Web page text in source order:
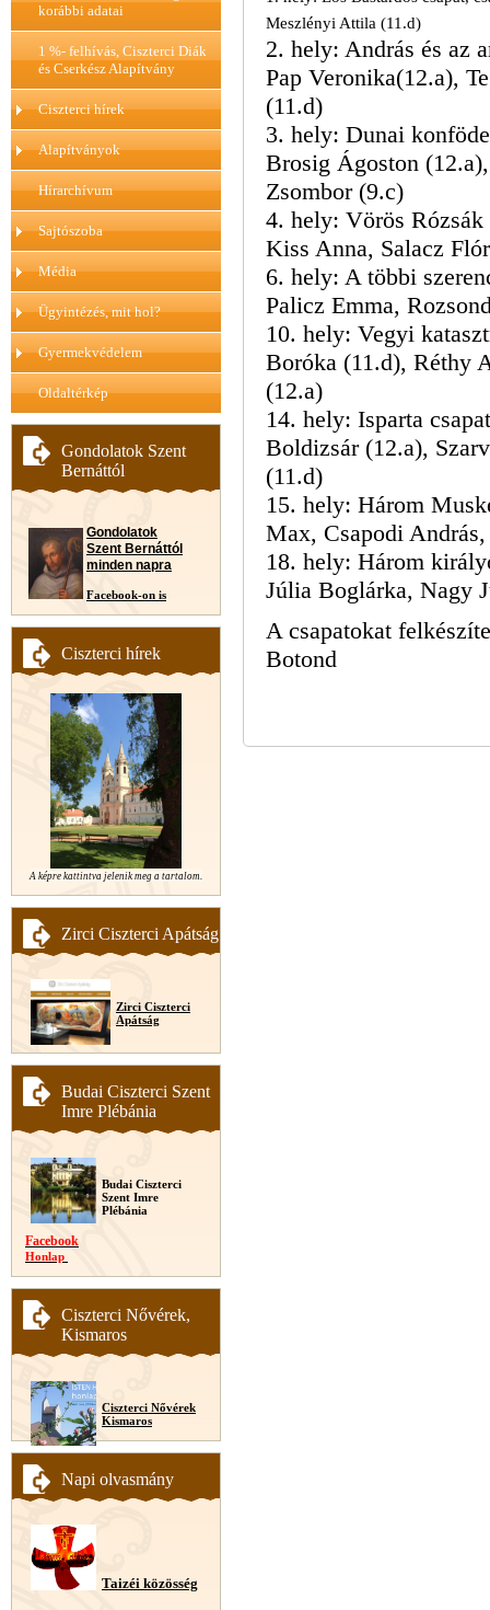
korábbi adatai
1 %- felhívás, Ciszterci Diák
és Cserkész Alapítvány
Ciszterci hírek
Alapítványok
Hírarchívum
Sajtószoba
Média
Ügyintézés, mit hol?
Gyermekvédelem
Oldaltérkép
Gondolatok Szent
Bernáttól
Gondolatok
Szent Bernáttól
minden napra
Facebook-on is
Ciszterci hírek
A képre kattintva jelenik meg a tartalom.
Zirci Ciszterci Apátság
Zirci Ciszterci
Apátság
Budai Ciszterci Szent
Imre Plébánia
Budai Ciszterci
Szent Imre
Plébánia
Facebook
Honlap
Ciszterci Nővérek,
Kismaros
Ciszterci Nővérek
Kismaros
Napi olvasmány
Taizéi közösség
Meszlényi Attila (11.d)
2. hely: András és az
Pap Veronika(12.a),
(11.d)
3. hely: Dunai
Brosig Ágoston
Zsombor (9.c)
4. hely: Vörös Rózsák
Kiss Anna, Salacz
6. hely: A többi
Palicz Emma,
10. hely: Vegyi
Boróka (11.d), Réthy
(12.a)
14. hely: Isparta
Boldizsár (12.a),
(11.d)
15. hely: Három
Max, Csapodi
18. hely: Három
Júlia Boglárka, Nagy
A csapatokat
Botond